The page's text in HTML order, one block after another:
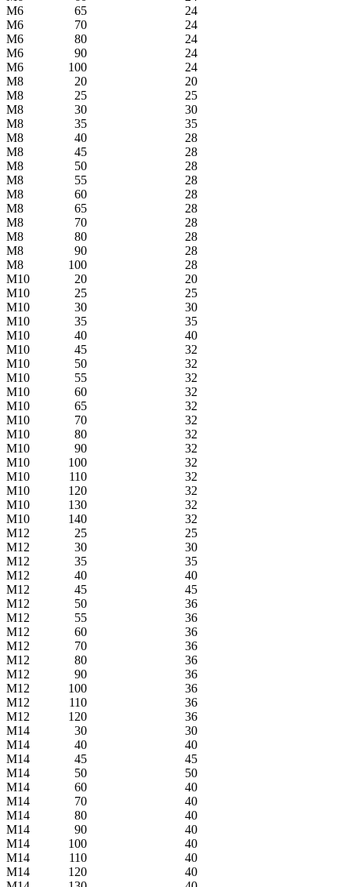
М6
65
24
М6
70
24
М6
80
24
М6
90
24
М6
100
24
М8
20
20
М8
25
25
М8
30
30
М8
35
35
М8
40
28
М8
45
28
М8
50
28
М8
55
28
М8
60
28
М8
65
28
М8
70
28
М8
80
28
М8
90
28
М8
100
28
М10
20
20
М10
25
25
М10
30
30
М10
35
35
М10
40
40
М10
45
32
М10
50
32
М10
55
32
М10
60
32
М10
65
32
М10
70
32
М10
80
32
М10
90
32
М10
100
32
М10
110
32
М10
120
32
М10
130
32
М10
140
32
М12
25
25
М12
30
30
М12
35
35
М12
40
40
М12
45
45
М12
50
36
М12
55
36
М12
60
36
М12
70
36
М12
80
36
М12
90
36
М12
100
36
М12
110
36
М12
120
36
М14
30
30
М14
40
40
М14
45
45
М14
50
50
М14
60
40
М14
70
40
М14
80
40
М14
90
40
М14
100
40
М14
110
40
М14
120
40